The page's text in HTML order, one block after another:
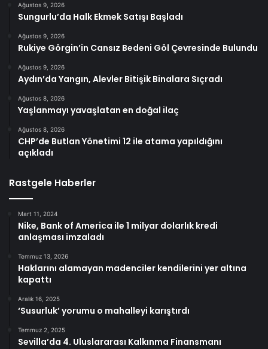
Ağustos 9, 2026
Sungurlu’da Halk Ekmek Satışı Başladı
Ağustos 9, 2026
Rukiye Görgin’in Cansız Bedeni Göl Çevresinde Bulundu
Ağustos 9, 2026
Aydın’da Yangın, Alevler Bitişik Binalara Sıçradı
Ağustos 8, 2026
Yaşlanmayı yavaşlatan en doğal ilaç
Ağustos 8, 2026
CHP’de Butlan Yönetimi 12 ile atama yapıldığını
açıkladı
Rastgele Haberler
Mart 11, 2024
Nike, Bank of America ile 1 milyar dolarlık kredi
anlaşması imzaladı
Temmuz 13, 2026
Haklarını alamayan madenciler kendilerini yer altına
kapattı
Aralık 16, 2025
‘Susurluk’ yorumu o mahalleyi karıştırdı
Temmuz 2, 2025
Sevilla’da 4. Uluslararası Kalkınma Finansmanı